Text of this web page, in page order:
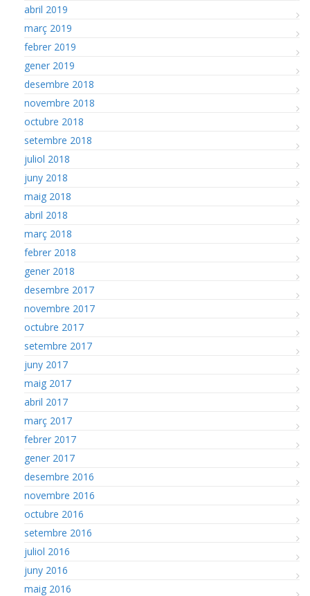
abril 2019
març 2019
febrer 2019
gener 2019
desembre 2018
novembre 2018
octubre 2018
setembre 2018
juliol 2018
juny 2018
maig 2018
abril 2018
març 2018
febrer 2018
gener 2018
desembre 2017
novembre 2017
octubre 2017
setembre 2017
juny 2017
maig 2017
abril 2017
març 2017
febrer 2017
gener 2017
desembre 2016
novembre 2016
octubre 2016
setembre 2016
juliol 2016
juny 2016
maig 2016